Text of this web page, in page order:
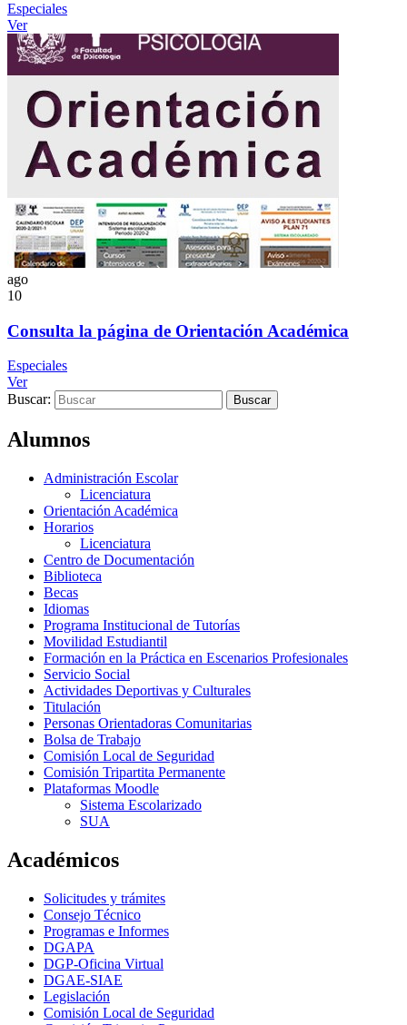
Especiales
Ver
ago
10
Consulta la página de Orientación Académica
Especiales
Ver
Buscar:
Alumnos
Administración Escolar
Licenciatura
Orientación Académica
Horarios
Licenciatura
Centro de Documentación
Biblioteca
Becas
Idiomas
Programa Institucional de Tutorías
Movilidad Estudiantil
Formación en la Práctica en Escenarios Profesionales
Servicio Social
Actividades Deportivas y Culturales
Titulación
Personas Orientadoras Comunitarias
Bolsa de Trabajo
Comisión Local de Seguridad
Comisión Tripartita Permanente
Plataformas Moodle
Sistema Escolarizado
SUA
Académicos
Solicitudes y trámites
Consejo Técnico
Programas e Informes
DGAPA
DGP-Oficina Virtual
DGAE-SIAE
Legislación
Comisión Local de Seguridad